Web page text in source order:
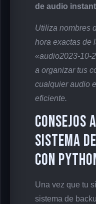
de audio
Utiliza nombres
hora exactas de
«audio2023-10-
a organizar tus
cualquier audio
eficiente.
Consejos
sistema
con
Una vez que tu
sistema de